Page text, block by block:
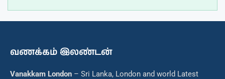
வணக்கம் இலண்டன்
Vanakkam London – Sri Lanka, London and world Latest